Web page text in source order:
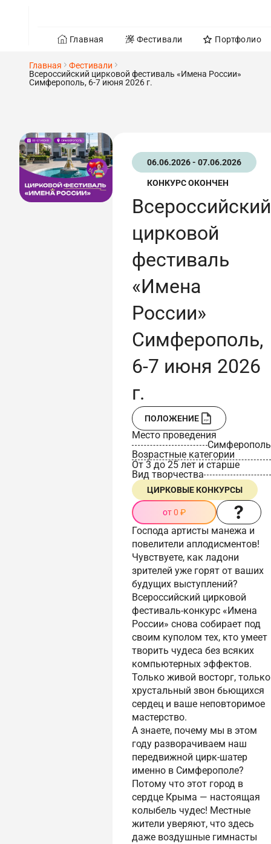
Главная Фестивали Портфолио
Главная
Фестивали
Всероссийский цирковой фестиваль «Имена России»
Симферополь, 6-7 июня 2026 г.
06.06.2026 - 07.06.2026
КОНКУРС ОКОНЧЕН
Всероссийский
цирковой
фестиваль
«Имена
России»
Симферополь,
6-7 июня 2026
г.
ПОЛОЖЕНИЕ
Место проведения
Симферополь
Возрастные категории
От 3 до 25 лет и старше
Вид творчества
ЦИРКОВЫЕ КОНКУРСЫ
от 0 ₽
Господа артисты манежа и
повелители аплодисментов!
Чувствуете, как ладони
зрителей уже горят от ваших
будущих выступлений?
Всероссийский цирковой
фестиваль-конкурс «Имена
России» снова собирает под
своим куполом тех, кто умеет
творить чудеса без всяких
компьютерных эффектов.
Только живой восторг, только
хрустальный звон бьющихся
сердец и ваше неповторимое
мастерство.
А знаете, почему мы в этом
году разворачиваем наш
передвижной цирк-шатер
именно в Симферополе?
Потому что этот город в
сердце Крыма — настоящая
колыбель чудес! Местные
жители уверяют, что здесь
даже воздушные гимнасты